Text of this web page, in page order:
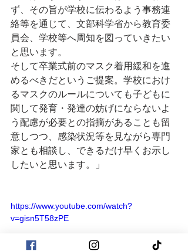
ず、その旨が学校に伝わるよう事務連
絡等を通じて、文部科学省から教育委
員会、学校等へ周知を図っていきたい
と思います。
そして卒業式前のマスク着用緩和を進
めるべきだというご提案。学校におけ
るマスクのルールについても子どもに
関して発育・発達の妨げにならないよ
う配慮が必要との指摘があることも留
意しつつ、感染状況等を見ながら専門
家とも相談し、できるだけ早くお示し
したいと思います。」
https://www.youtube.com/watch?
v=gisn5T58zPE